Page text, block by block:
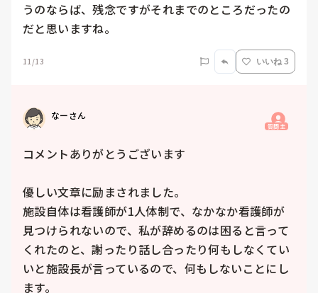
うのならば、残念ですがそれまでのところだったの
だと思いますね。
11/13 いいね 3
なーさん
質問主
コメントありがとうございます
優しい文章に励まされました。
施設自体は看護師が1人体制で、なかなか看護師が
見つけられないので、私が辞めるのは困ると言って
くれたのと、謝ったり話し合ったり何もしなくてい
いと施設長が言っているので、何もしないことにし
ます。